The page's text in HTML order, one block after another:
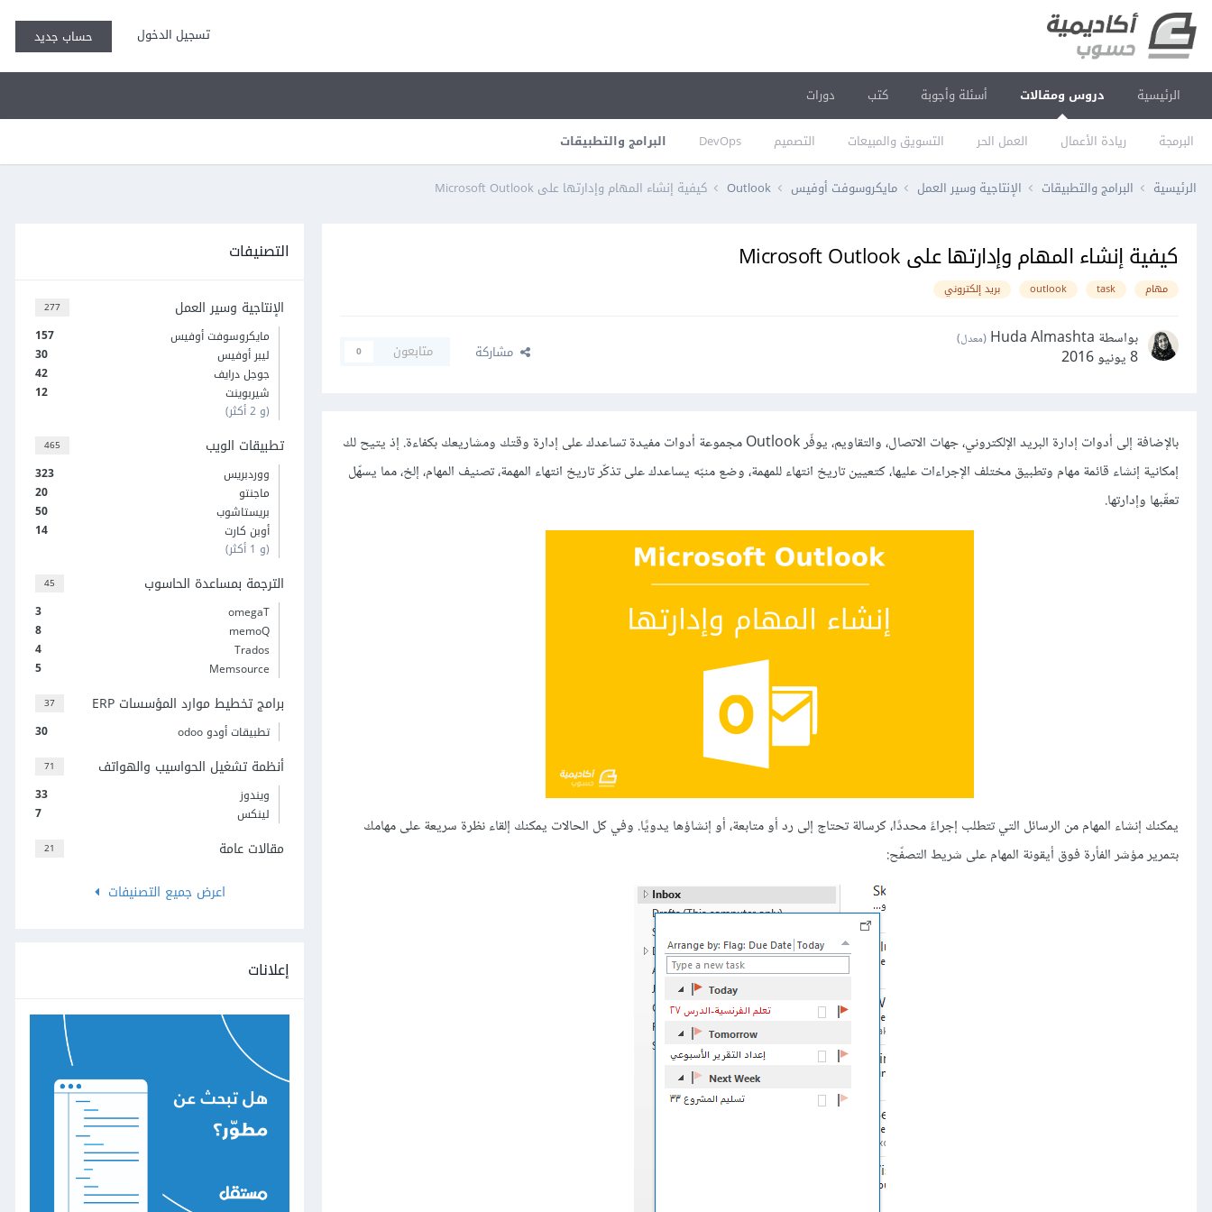
تسجيل الدخول حساب جديد
الرئيسية دروس ومقالات
البرمجة ريادة الأعمال العمل الحر التسويق والمبيعات التصميم DevOps البرامج والتطبيقات
أسئلة وأجوبة كتب دورات
الرئيسية البرامج والتطبيقات الإنتاجية وسير العمل مايكروسوفت أوفيس Outlook كيفية إنشاء المهام وإدارتها على Microsoft Outlook
كيفية إنشاء المهام وإدارتها على Microsoft Outlook
مهام task
outlook بريد إلكتروني
بواسطة Huda Almashta (معدل)
8 يونيو 2016 مشاركة متابعون 0
بالإضافة إلى أدوات إدارة البريد الإلكتروني، جهات الاتصال، والتقاويم، يوفّر Outlook مجموعة أدوات مفيدة تساعدك على إدارة وقتك ومشاريعك بكفاءة. إذ يتيح لك
إمكانية إنشاء قائمة مهام وتطبيق مختلف الإجراءات عليها، كتعيين تاريخ انتهاء للمهمة، وضع منبّه يساعدك على تذكّر تاريخ انتهاء المهمة، تصنيف المهام، إلخ، مما يسهّل
تعقّبها وإدارتها.
يمكنك إنشاء المهام من الرسائل التي تتطلب إجراءً محددًا، كرسالة تحتاج إلى رد أو متابعة، أو إنشاؤها يدويًا. وفي كل الحالات يمكنك إلقاء نظرة سريعة على مهامك
بتمرير مؤشر الفأرة فوق أيقونة المهام على شريط التصفّح:
التصنيفات
277 الإنتاجية وسير العمل
157
مايكروسوفت أوفيس
30
ليبر أوفيس
42
جوجل درايف
12
شيربوينت
(و 2 أكثر)
465 تطبيقات الويب
323
ووردبريس
20
ماجنتو
50
بريستاشوب
14
أوبن كارت
(و 1 أكثر)
45 الترجمة بمساعدة الحاسوب
3
omegaT
8
memoQ
4
Trados
5
Memsource
37 برامج تخطيط موارد المؤسسات ERP
30 تطبيقات أودو odoo
71 أنظمة تشغيل الحواسيب والهواتف
33
ويندوز
7
لينكس
21
مقالات عامة
اعرض جميع التصنيفات
إعلانات